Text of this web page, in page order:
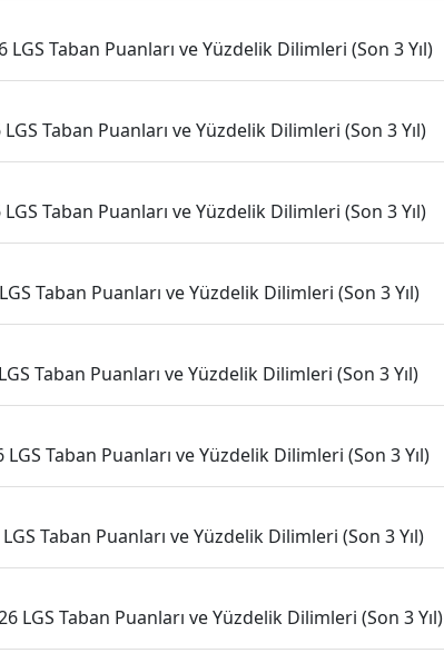
Taban Puanları ve Yüzdelik Dilimleri (Son 3 Yıl)
Taban Puanları ve Yüzdelik Dilimleri (Son 3 Yıl)
Taban Puanları ve Yüzdelik Dilimleri (Son 3 Yıl)
Taban Puanları ve Yüzdelik Dilimleri (Son 3 Yıl)
Taban Puanları ve Yüzdelik Dilimleri (Son 3 Yıl)
Taban Puanları ve Yüzdelik Dilimleri (Son 3 Yıl)
Taban Puanları ve Yüzdelik Dilimleri (Son 3 Yıl)
LGS Taban Puanları ve Yüzdelik Dilimleri (Son 3 Yıl)